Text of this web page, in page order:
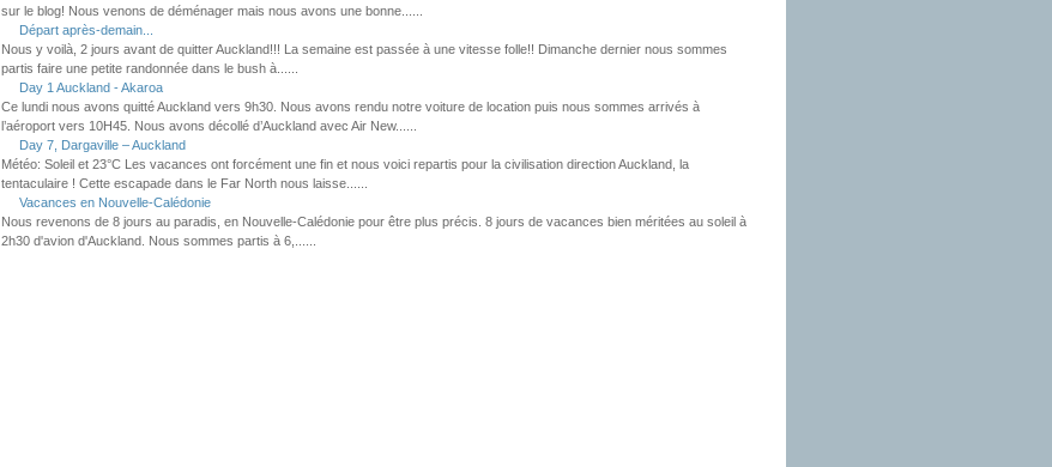
sur le blog! Nous venons de déménager mais nous avons une bonne......
Départ après-demain...
Nous y voilà, 2 jours avant de quitter Auckland!!! La semaine est passée à une vitesse folle!! Dimanche dernier nous sommes
partis faire une petite randonnée dans le bush à......
Day 1 Auckland - Akaroa
Ce lundi nous avons quitté Auckland vers 9h30. Nous avons rendu notre voiture de location puis nous sommes arrivés à
l’aéroport vers 10H45. Nous avons décollé d’Auckland avec Air New......
Day 7, Dargaville – Auckland
Météo: Soleil et 23°C Les vacances ont forcément une fin et nous voici repartis pour la civilisation direction Auckland, la
tentaculaire ! Cette escapade dans le Far North nous laisse......
Vacances en Nouvelle-Calédonie
Nous revenons de 8 jours au paradis, en Nouvelle-Calédonie pour être plus précis. 8 jours de vacances bien méritées au soleil à
2h30 d'avion d'Auckland. Nous sommes partis à 6,......